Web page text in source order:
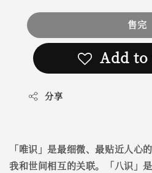
售完
Add
分享
「唯识」是最细微、最贴近人心
我和世间相互的关联。「八识」